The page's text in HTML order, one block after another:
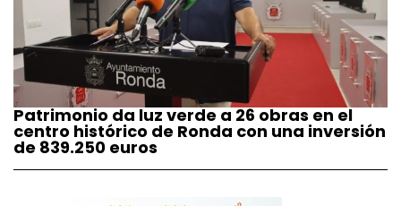
Patrimonio da luz verde a 26 obras en el
centro histórico de Ronda con una inversión
de 839.250 euros